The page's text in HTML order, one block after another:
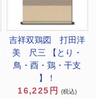
吉祥双鶏図 打田洋
美 尺三 【とり・
鳥・酉・鶏・干支
】！
16,225円
(税込)